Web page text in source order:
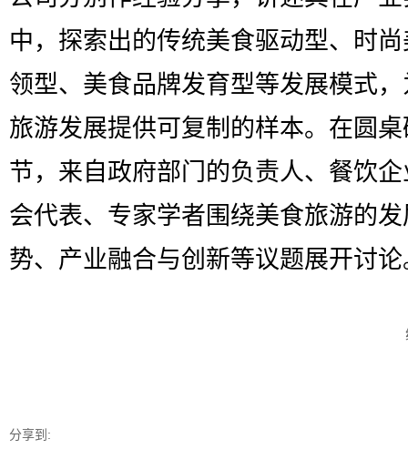
中，探索出的传统美食驱动型、时
领型、美食品牌发育型等发展模式
旅游发展提供可复制的样本。在圆
节，来自政府部门的负责人、餐饮
会代表、专家学者围绕美食旅游的
势、产业融合与创新等议题展开讨论
分享到: